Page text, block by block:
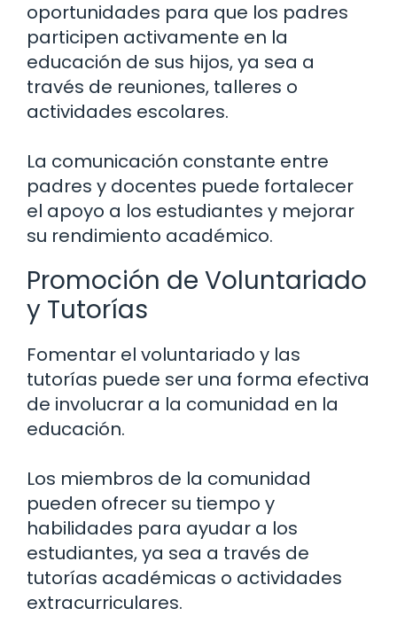
oportunidades para que los padres
participen activamente en la
educación de sus hijos, ya sea a
través de reuniones, talleres o
actividades escolares.
La comunicación constante entre
padres y docentes puede fortalecer
el apoyo a los estudiantes y mejorar
su rendimiento académico.
Promoción de Voluntariado
y Tutorías
Fomentar el voluntariado y las
tutorías puede ser una forma efectiva
de involucrar a la comunidad en la
educación.
Los miembros de la comunidad
pueden ofrecer su tiempo y
habilidades para ayudar a los
estudiantes, ya sea a través de
tutorías académicas o actividades
extracurriculares.